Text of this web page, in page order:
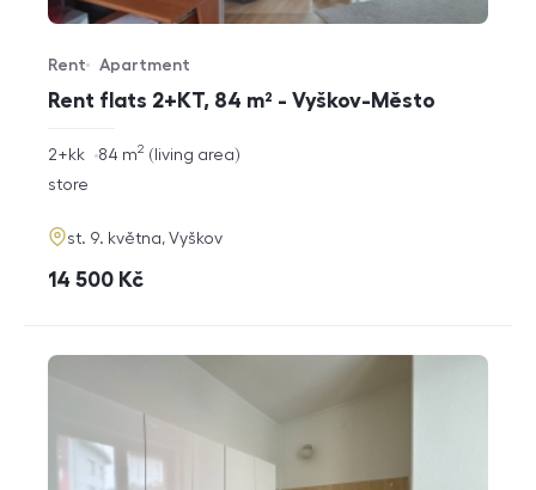
Rent flats 2+KT, 84 m² - Vyškov-Město
Offer type
Rent
Property type
Apartment
rozměry
disposition
2+kk living area
84 m2
funkce
store
adresa
st. 9. května, Vyškov
cena
14 500 Kč